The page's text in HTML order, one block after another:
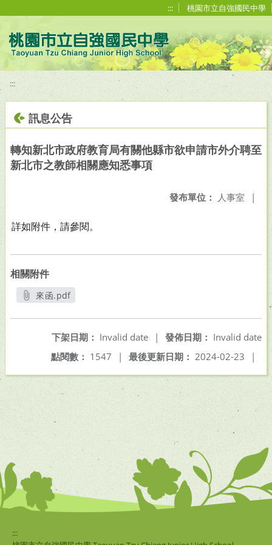
::: 桃園市立自強國民中學
:::
訊息公告
轉知新北市政府教育局有關他縣市欲申請市外介聘至
新北市之教師相關應知悉事項
發布單位： 人事室 |
詳如附件，請參閱。
相關附件
來函.pdf
發佈日期： Invalid date
下架日期： Invalid date
|
最後更新日期： 2024-02-23 |
點閱數： 1547 |
:::